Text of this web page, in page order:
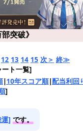
突破》
12 13 14 15 次＞ 終≫
ト一覧]
|10年スコア順|配当利回
]
] です。